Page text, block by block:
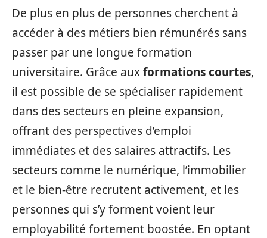
De plus en plus de personnes cherchent à
accéder à des métiers bien rémunérés sans
passer par une longue formation
universitaire. Grâce auxformations courtes,
il est possible de se spécialiser rapidement
dans des secteurs en pleine expansion,
offrant des perspectives d’emploi
immédiates et des salaires attractifs. Les
secteurs comme le numérique, l’immobilier
et le bien-être recrutent activement, et les
personnes qui s’y forment voient leur
employabilité fortement boostée. En optant